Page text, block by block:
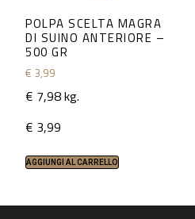
POLPA SCELTA MAGRA
DI SUINO ANTERIORE –
500 GR
€ 3,99
€ 7,98 kg.
€ 3,99
AGGIUNGI AL CARRELLO